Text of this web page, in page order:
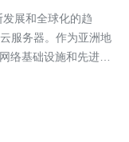
服务器。作为亚洲地
络基础设施和先进的